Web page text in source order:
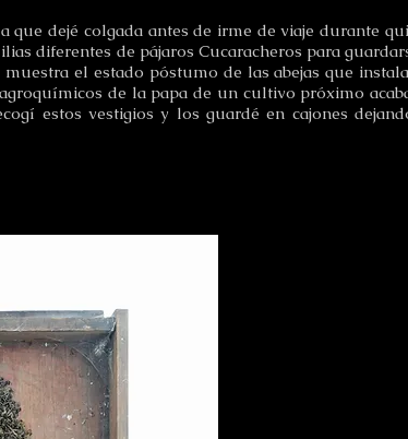
dejé colgada antes de irme de viaje durante
diferentes de pájaros Cucaracheros para
el estado póstumo de las abejas que
de la papa de un cultivo próximo
estos vestigios y los guardé en cajones